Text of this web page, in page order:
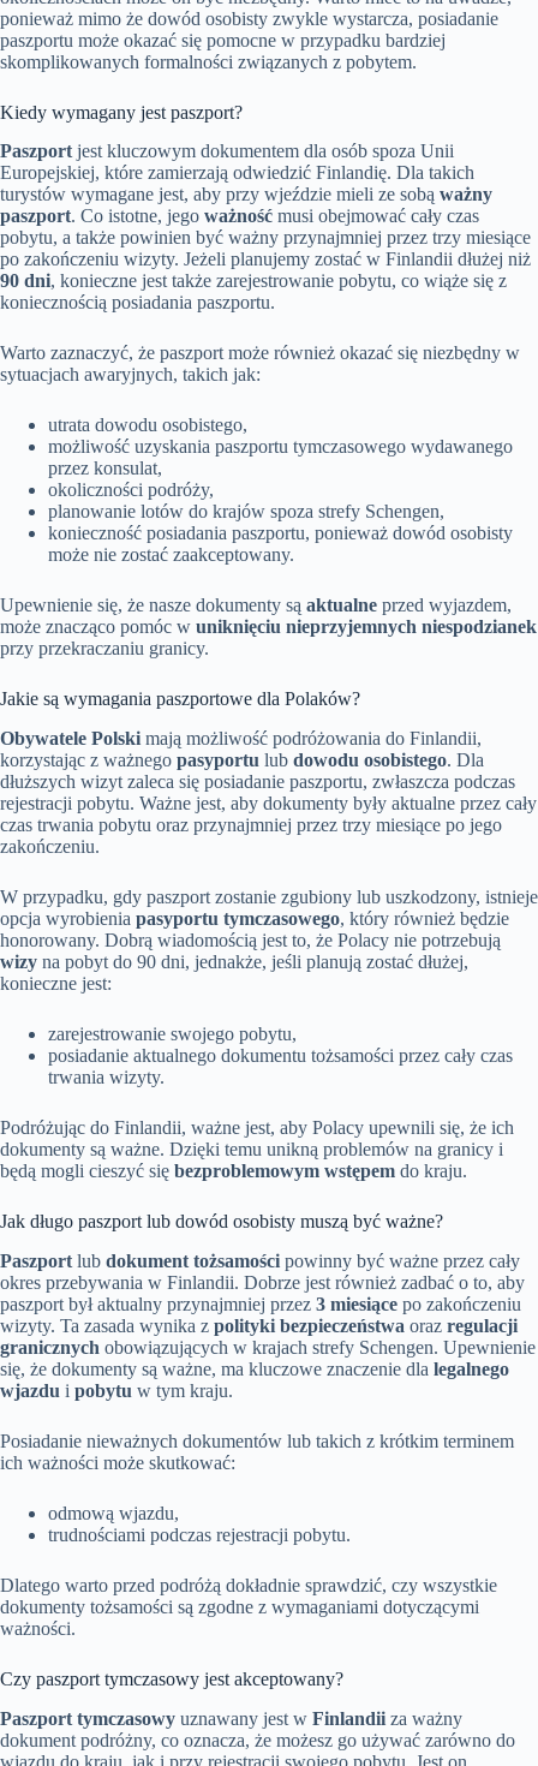
ponieważ mimo że dowód osobisty zwykle wystarcza, posiadanie
paszportu może okazać się pomocne w przypadku bardziej
skomplikowanych formalności związanych z pobytem.
Kiedy wymagany jest paszport?
Paszportjest kluczowym dokumentem dla osób spoza Unii
Europejskiej, które zamierzają odwiedzić Finlandię. Dla takich
turystów wymagane jest, aby przy wjeździe mieli ze sobą ważny
paszport. Co istotne, jego ważność musi obejmować cały czas
pobytu, a także powinien być ważny przynajmniej przez trzy miesiące
po zakończeniu wizyty. Jeżeli planujemy zostać w Finlandii dłużej niż
90 dni, konieczne jest także zarejestrowanie pobytu, co wiąże się z
koniecznością posiadania paszportu.
Warto zaznaczyć, że paszport może również okazać się niezbędny w
sytuacjach awaryjnych, takich jak:
utrata dowodu osobistego,
możliwość uzyskania paszportu tymczasowego wydawanego
przez konsulat,
okoliczności podróży,
planowanie lotów do krajów spoza strefy Schengen,
konieczność posiadania paszportu, ponieważ dowód osobisty
może nie zostać zaakceptowany.
Upewnienie się, że nasze dokumenty są aktualne przed wyjazdem,
może znacząco pomóc w uniknięciu nieprzyjemnych niespodzianek
przy przekraczaniu granicy.
Jakie są wymagania paszportowe dla Polaków?
Obywatele Polski mają możliwość podróżowania do Finlandii,
korzystając z ważnego pasyportu lub dowodu osobistego. Dla
dłuższych wizyt zaleca się posiadanie paszportu, zwłaszcza podczas
rejestracji pobytu. Ważne jest, aby dokumenty były aktualne przez cały
czas trwania pobytu oraz przynajmniej przez trzy miesiące po jego
zakończeniu.
W przypadku, gdy paszport zostanie zgubiony lub uszkodzony, istnieje
opcja wyrobienia pasyportu tymczasowego, który również będzie
honorowany. Dobrą wiadomością jest to, że Polacy nie potrzebują
wizy na pobyt do 90 dni, jednakże, jeśli planują zostać dłużej,
konieczne jest:
zarejestrowanie swojego pobytu,
posiadanie aktualnego dokumentu tożsamości przez cały czas
trwania wizyty.
Podróżując do Finlandii, ważne jest, aby Polacy upewnili się, że ich
dokumenty są ważne. Dzięki temu unikną problemów na granicy i
będą mogli cieszyć się bezproblemowym wstępem do kraju.
Jak długo paszport lub dowód osobisty muszą być ważne?
Paszport lub dokument tożsamości powinny być ważne przez cały
okres przebywania w Finlandii. Dobrze jest również zadbać o to, aby
paszport był aktualny przynajmniej przez 3 miesiące po zakończeniu
wizyty. Ta zasada wynika z polityki bezpieczeństwa oraz regulacji
granicznych obowiązujących w krajach strefy Schengen. Upewnienie
się, że dokumenty są ważne, ma kluczowe znaczenie dla legalnego
wjazdu i pobytu w tym kraju.
Posiadanie nieważnych dokumentów lub takich z krótkim terminem
ich ważności może skutkować:
odmową wjazdu,
trudnościami podczas rejestracji pobytu.
Dlatego warto przed podróżą dokładnie sprawdzić, czy wszystkie
dokumenty tożsamości są zgodne z wymaganiami dotyczącymi
ważności.
Czy paszport tymczasowy jest akceptowany?
Paszport tymczasowy uznawany jest w Finlandii za ważny
dokument podróżny, co oznacza, że możesz go używać zarówno do
wjazdu do kraju, jak i przy rejestracji swojego pobytu. Jest on